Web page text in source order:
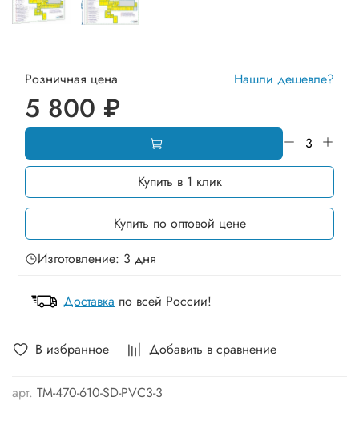
В избранное Добавить в сравнение
арт. TM-470-610-SD-PVC3-3
Розничная цена Нашли дешевле?
5 800 ₽
Купить в 1 клик
Купить по оптовой цене
Изготовление: 3 дня
Доставка по всей России!